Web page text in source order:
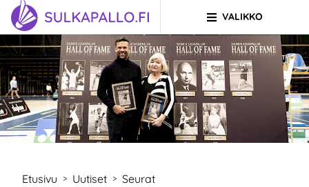
Siirry sivun sisältöön
SIIRRY ETUSIVULLE
VALIKKO
Etusivu > Uutiset > Seurat